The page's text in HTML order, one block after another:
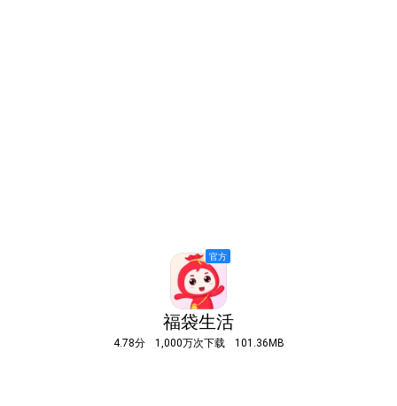
福袋生活
4.78分 1,000万次下载 101.36MB